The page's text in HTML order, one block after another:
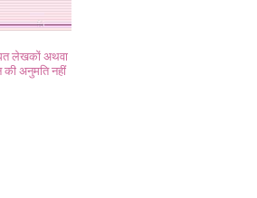
लेखकों अथवा
अनुमति नहीं